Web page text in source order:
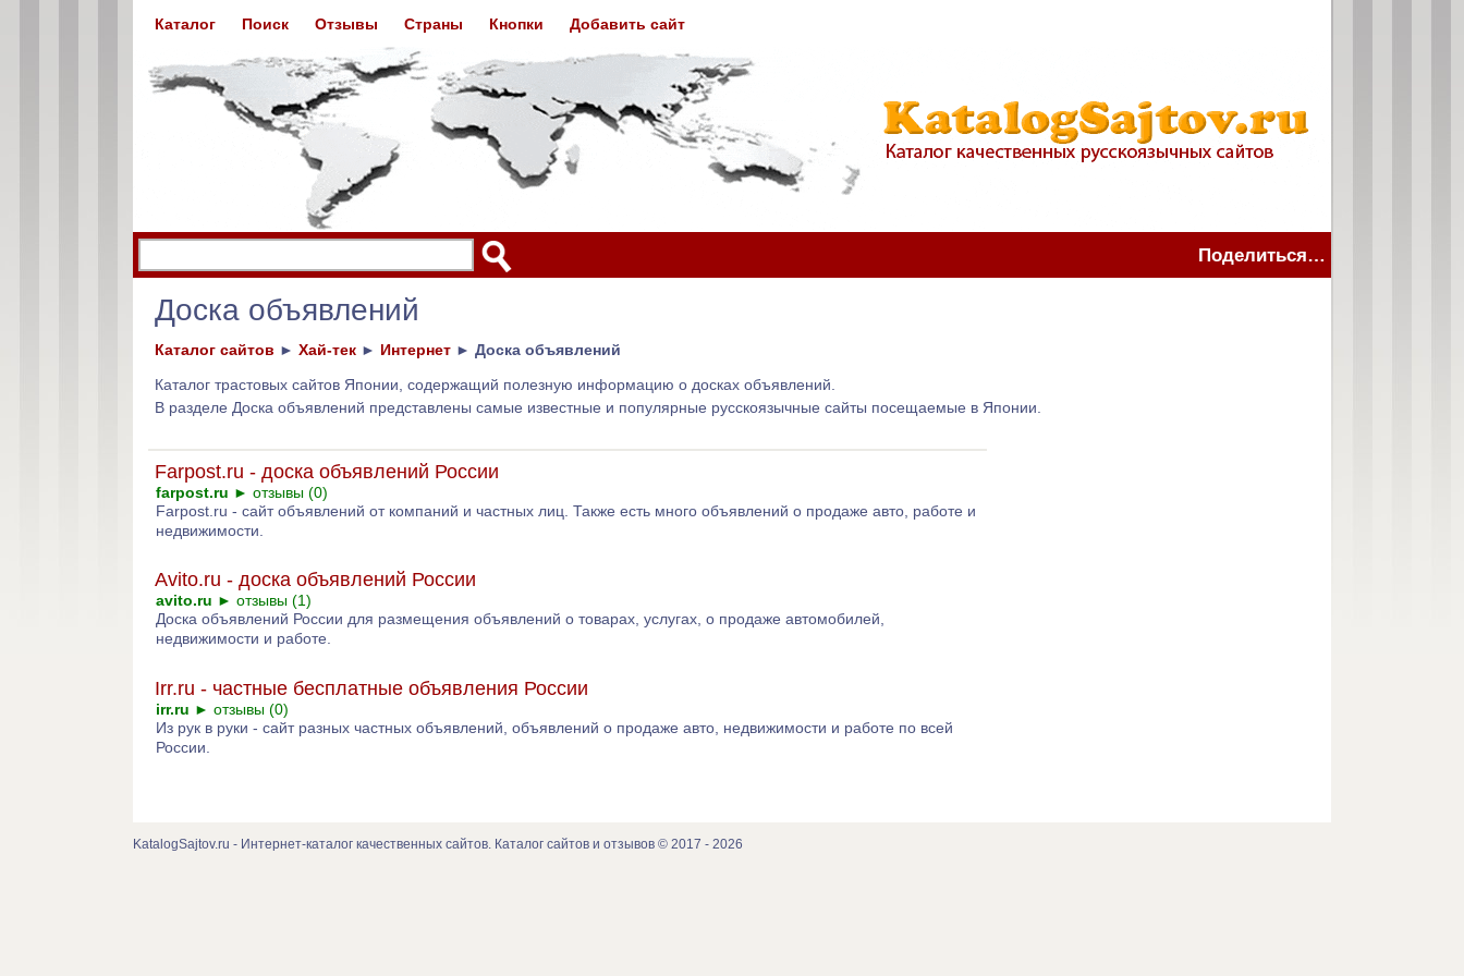
Доска объявлений
Каталог сайтов ► Хай-тек ► Интернет ► Доска объявлений
Каталог трастовых сайтов Японии, содержащий полезную информацию о досках объявлений.
В разделе Доска объявлений представлены самые известные и популярные русскоязычные сайты посещаемые в Японии.
Farpost.ru - доска объявлений России
farpost.ru ► отзывы (0)
Farpost.ru - сайт объявлений от компаний и частных лиц. Также есть много объявлений о продаже авто, работе и
недвижимости.
Avito.ru - доска объявлений России
avito.ru ► отзывы (1)
Доска объявлений России для размещения объявлений о товарах, услугах, о продаже автомобилей,
недвижимости и работе.
Irr.ru - частные бесплатные объявления России
irr.ru ► отзывы (0)
Из рук в руки - сайт разных частных объявлений, объявлений о продаже авто, недвижимости и работе по всей
России.
Каталог Поиск Отзывы Страны Кнопки Добавить сайт
Поделиться…
KatalogSajtov.ru - Интернет-каталог качественных сайтов. Каталог сайтов и отзывов © 2017 - 2026